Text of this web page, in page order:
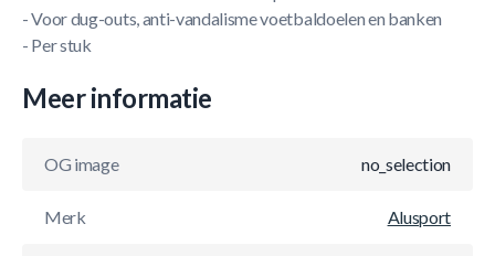
- Voor dug-outs, anti-vandalisme voetbaldoelen en banken
- Per stuk
Meer informatie
OG image no_selection
Merk Alusport